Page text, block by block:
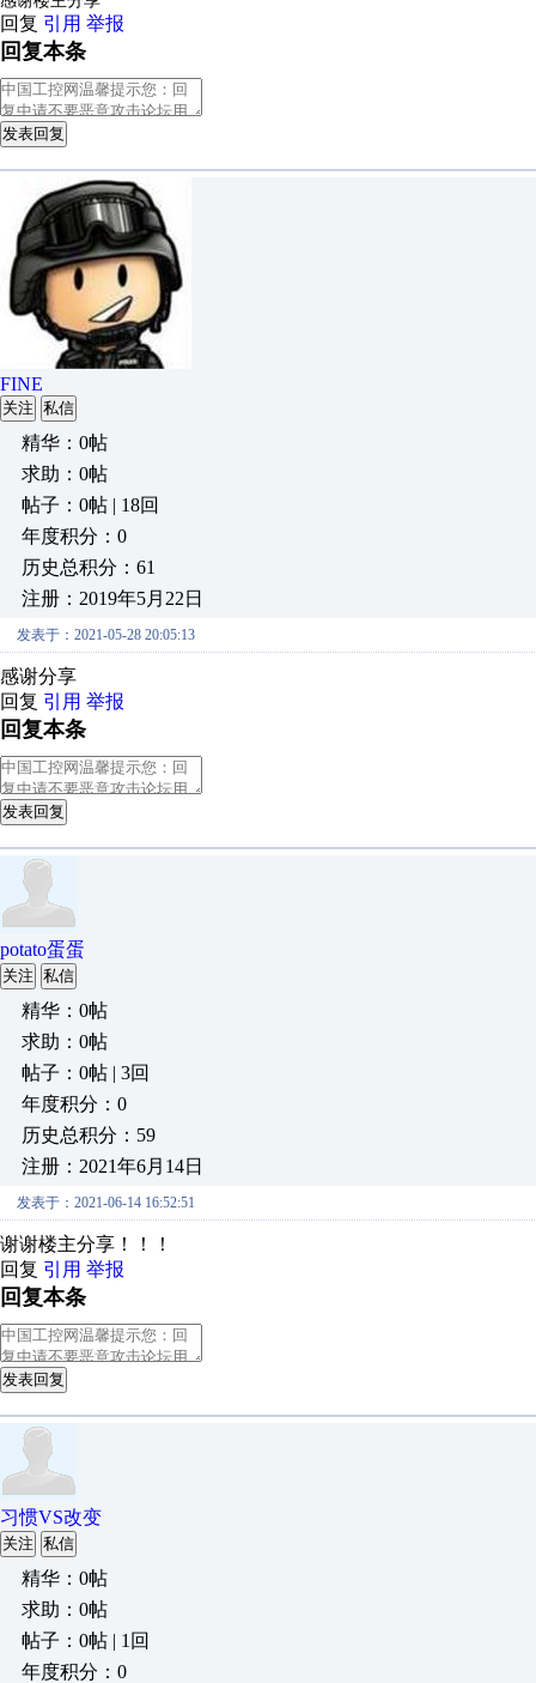
回复 引用 举报
回复本条
发表回复
FINE
关注 私信
精华：0帖
求助：0帖
帖子：0帖 | 18回
年度积分：0
历史总积分：61
注册：2019年5月22日
发表于：2021-05-28 20:05:13
感谢分享
回复 引用 举报
回复本条
发表回复
potato蛋蛋
关注 私信
精华：0帖
求助：0帖
帖子：0帖 | 3回
年度积分：0
历史总积分：59
注册：2021年6月14日
发表于：2021-06-14 16:52:51
谢谢楼主分享！！！
回复 引用 举报
回复本条
发表回复
习惯VS改变
关注 私信
精华：0帖
求助：0帖
帖子：0帖 | 1回
年度积分：0